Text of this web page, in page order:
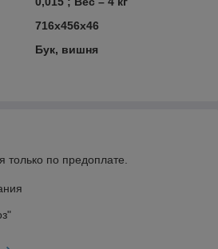
716х456х46
Бук, вишня
только по предоплате.